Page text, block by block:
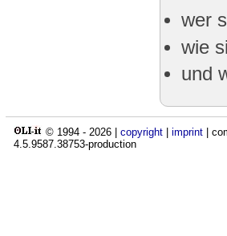
wer
wie
und
© 1994 - 2026 copyright imprint |
4.5.9587.38753-production